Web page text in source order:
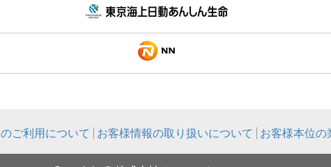
ご利用について お客様情報の取り扱いについて お客様本位の